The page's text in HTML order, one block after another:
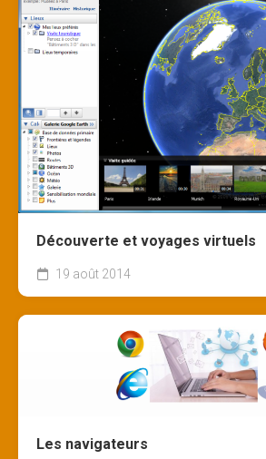
Découverte et voyages virtuels
19 août 2014
Les navigateurs